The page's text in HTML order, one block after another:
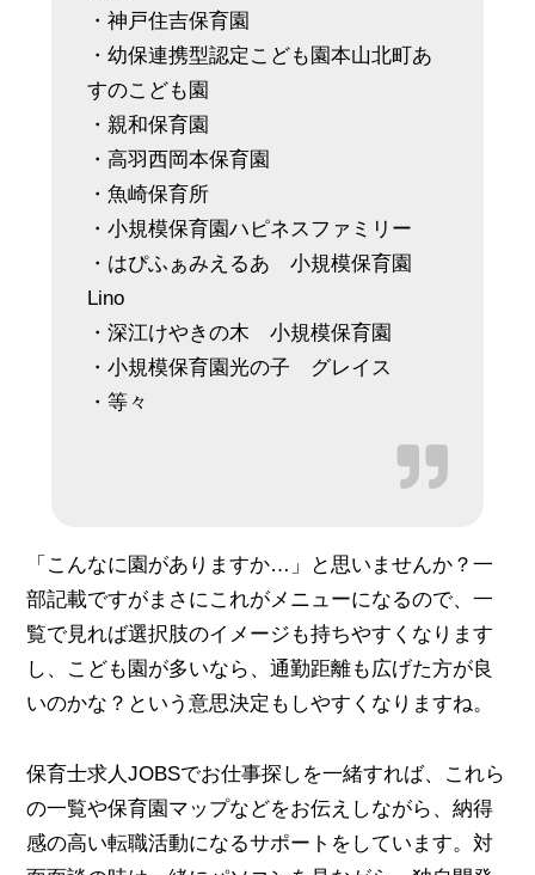
・神戸住吉保育園
・幼保連携型認定こども園本山北町あ
すのこども園
・親和保育園
・高羽西岡本保育園
・魚崎保育所
・小規模保育園ハピネスファミリー
・はぴふぁみえるあ 小規模保育園
Lino
・深江けやきの木 小規模保育園
・小規模保育園光の子 グレイス
・等々
「こんなに園がありますか…」と思いませんか？一
部記載ですがまさにこれがメニューになるので、一
覧で見れば選択肢のイメージも持ちやすくなります
し、こども園が多いなら、通勤距離も広げた方が良
いのかな？という意思決定もしやすくなりますね。
保育士求人JOBSでお仕事探しを一緒すれば、これら
の一覧や保育園マップなどをお伝えしながら、納得
感の高い転職活動になるサポートをしています。対